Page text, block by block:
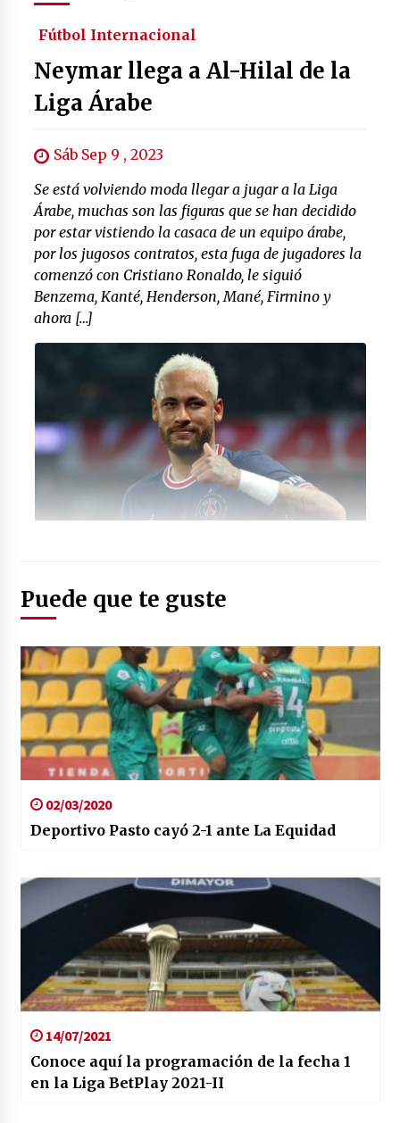
Fútbol Internacional
Neymar llega a Al-Hilal de la
Liga Árabe
Sáb Sep 9 , 2023
Se está volviendo moda llegar a jugar a la Liga
Árabe, muchas son las figuras que se han decidido
por estar vistiendo la casaca de un equipo árabe,
por los jugosos contratos, esta fuga de jugadores la
comenzó con Cristiano Ronaldo, le siguió
Benzema, Kanté, Henderson, Mané, Firmino y
ahora […]
Puede que te guste
02/03/2020
Deportivo Pasto cayó 2-1 ante La Equidad
14/07/2021
Conoce aquí la programación de la fecha 1
en la Liga BetPlay 2021-II